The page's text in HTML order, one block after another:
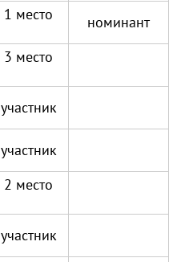
1 место номинант
3 место
участник
участник
2 место
участник